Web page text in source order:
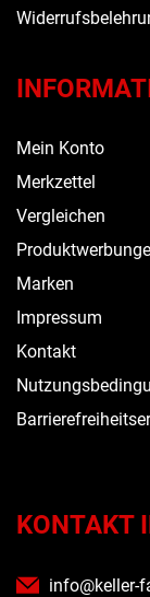
Mein Konto
Merkzettel
Vergleichen
Marken
Impressum
Kontakt
KONTAKT
info@keller-